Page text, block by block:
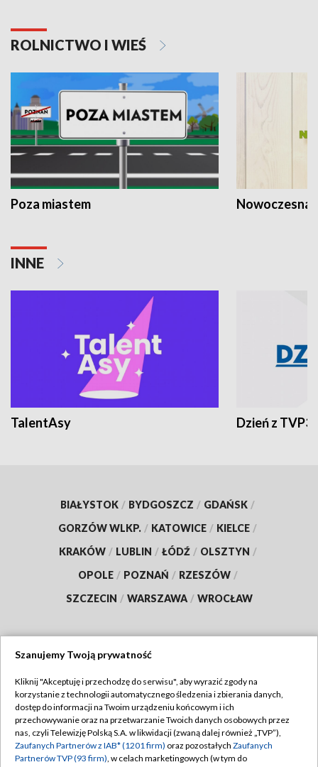
ROLNICTWO I WIEŚ
Poza miastem Nowoczesna
INNE
TalentAsy Dzień z TVP3
BIAŁYSTOK / BYDGOSZCZ / GDAŃSK /
GORZÓW WLKP. / KATOWICE / KIELCE /
KRAKÓW / LUBLIN / ŁÓDŹ / OLSZTYN /
OPOLE / POZNAŃ / RZESZÓW /
SZCZECIN / WARSZAWA / WROCŁAW
TVP
Abonament TVP
Emisja w TVP
Regulamin TVP
Polityka prywatności
Szanujemy Twoją prywatność
Kliknij "Akceptuję i przechodzę do serwisu", aby wyrazić zgody na
korzystanie z technologii automatycznego śledzenia i zbierania danych,
dostęp do informacji na Twoim urządzeniu końcowym i ich
przechowywanie oraz na przetwarzanie Twoich danych osobowych przez
nas, czyli Telewizję Polską S.A. w likwidacji (zwaną dalej również „TVP”),
Zaufanych Partnerów z IAB* (1201 firm) oraz pozostałych Zaufanych
Partnerów TVP (93 firm), w celach marketingowych (w tym do